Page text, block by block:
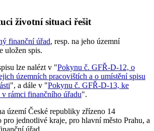
životní situaci řešit
finanční úřad, resp. na jeho územní
uložen spis.
lze nalézt v "Pokynu č. GFŘ-D-12, o
územních pracovištích a o umístění spisu
", a dále v "Pokynu č. GFŘ-D-13, ke
v rámci finančního úřadu".
území České republiky zřízeno 14
pro jednotlivé kraje, pro hlavní město Prahu, a
úřad.